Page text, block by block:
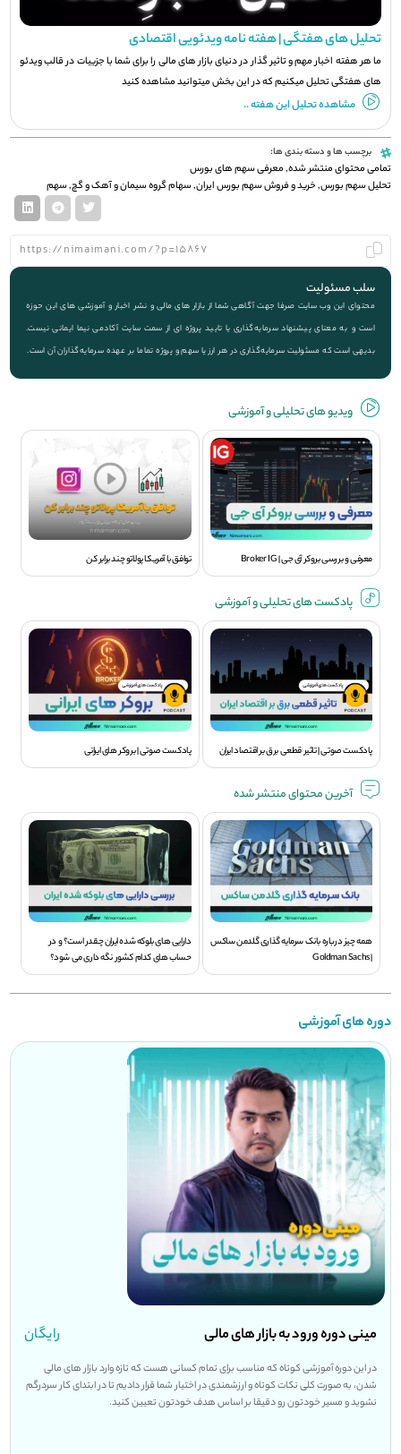
تحلیل های هفتگی | هفته نامه ویدئویی اقتصادی
ما هر هفته اخبار مهم و تاثیر گذار در دنیای بازار های مالی را برای شما با جزيیات در قالب ویدئو
های هفتگی تحلیل میکنیم که در این بخش میتوانید مشاهده کنید
مشاهده تحلیل این هفته ..
برچسب ها و دسته بندی ها:
تمامی محتوای منتشر شده,معرفی سهم های بورس
تحلیل سهم بورس,خرید و فروش سهم بورس ایران,سهام گروه سیمان و آهک و گچ,سهم
سلب مسئولیت
محتوای این وب سایت صرفا جهت آگاهی شما از بازار های مالی و نشر اخبار و آموزشی های این حوزه
است و به معنای پیشنهاد سرمایه‌گذاری یا تایید پروژه ای از سمت سایت آکادمی نیما ایمانی نیست.
بدیهی است که مسئولیت سرمایه‌گذاری در هر ارز یا سهم و پروژه تماما بر عهده سرمایه‌گذاران آن است.
ویديو های تحلیلی و آموزشی
معرفی و بررسی بروکر آی جی | Broker IG توافق با آمریکا پولاتو چند برابر کن
پادکست های تحلیلی و آموزشی
پادکست صوتی | تاثیر قطعی برق بر اقتصاد ایران پادکست صوتی | بروکر های ایرانی
آخرین محتوای منتشر شده
همه چیز درباره بانک سرمایه گذاری گلدمن ساکس
| Goldman Sachs
دارایی های بلوکه شده ایران چقدر است؟ و در
حساب های کدام کشور نگه داری می شود؟
دوره های آموزشی
مینی دوره ورود به بازار های مالی رایگان
در این دوره آموزشی کوتاه که مناسب برای تمام کسانی هست که تازه وارد بازار های مالی
شدن، به صورت کلی نکات کوتاه و ارزشمندی در اختیار شما قرار دادیم تا در ابتدای کار سردرگم
نشوید و مسیر خودتون رو دقیقا بر اساس هدف خودتون تعیین کنید.